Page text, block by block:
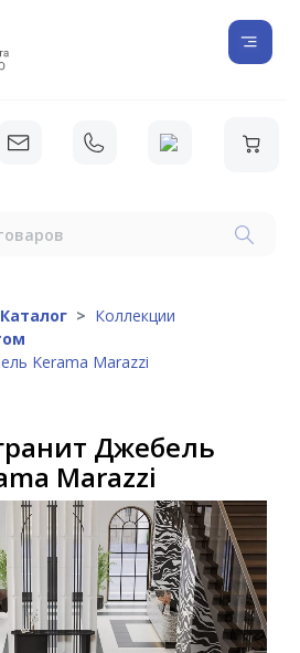
Каталог
Коллекции
Kerama Marazzi
Джебель
Marazzi